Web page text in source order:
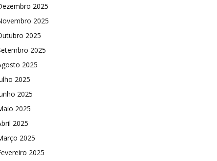
2025
2025
2025
2025
2025
2025
2025
2025
2025
2025
2025